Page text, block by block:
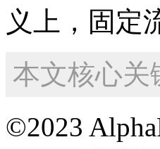
义上，固定
本文核心关
©2023